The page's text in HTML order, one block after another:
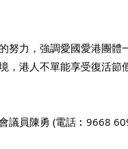
努力，強調愛國愛港團
，港人不單能享受復活節
議員陳勇 (電話︰9668